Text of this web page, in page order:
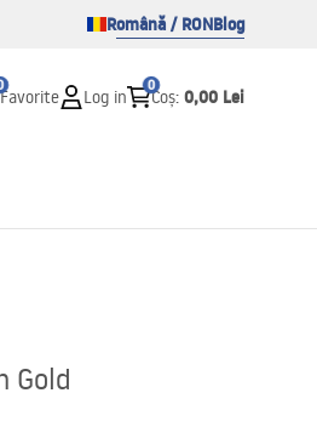
Română / RONBlog
Favorite Log in
0
Coș: 0,00 Lei
Gold